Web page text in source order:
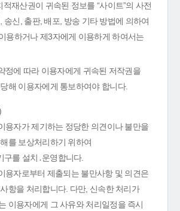
적재산권이 귀속된 정보를 “사이트”의 사전
송신, 출판, 배포, 방송 기타 방법에 의하여
용하거나 제3자에게 이용하게 하여서는
정에 따라 이용자에게 귀속된 저작권을
해 이용자에게 통보하여야 합니다.
용자가 제기하는 정당한 의견이나 불만을
를 보상처리하기 위하여
구를 설치․운영합니다.
용자로부터 제출되는 불만사항 및 의견은
항을 처리합니다. 다만, 신속한 처리가
이용자에게 그 사유와 처리일정을 즉시